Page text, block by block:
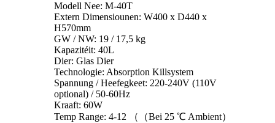
Modell Nee: M-40T
Extern Dimensiounen: W400 x D440 x
H570mm
GW / NW: 19 / 17,5 kg
Kapazitéit: 40L
Dier: Glas Dier
Technologie: Absorption Killsystem
Spannung / Heefegkeet: 220-240V (110V
optional) / 50-60Hz
Kraaft: 60W
Temp Range: 4-12 （（Bei 25 ℃ Ambient）